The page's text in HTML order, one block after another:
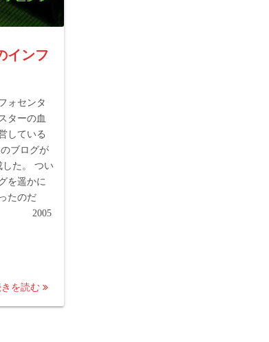
インフ
ォセンタ
ターの血
している
ブログが
た。 つい
を遥かに
たのだ
・ 2005
を読む